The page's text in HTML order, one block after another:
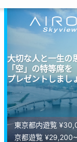
大切な人と一生の
「空」の特等席を
プレゼントしまし
東京都内遊覧
京都遊覧 ¥29,200~